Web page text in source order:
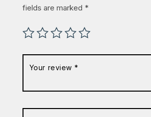
fields are marked *